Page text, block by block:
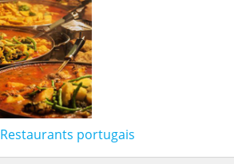
Restaurants portugais